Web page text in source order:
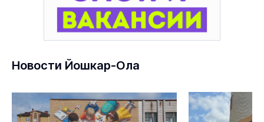
Новости Йошкар-Ола